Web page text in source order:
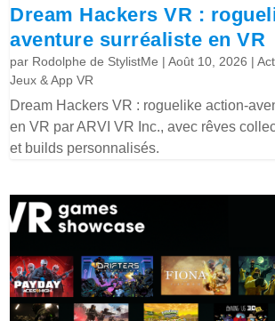
Dream Hackers VR :
aventure surréaliste en VR
par Rodolphe de StylistMe |Août 10, 2026 |
Jeux & App VR
Dream Hackers VR : roguelike action-
en VR par ARVI VR Inc., avec rêves
et builds personnalisés.